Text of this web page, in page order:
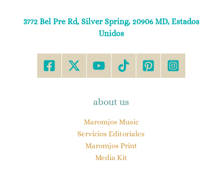
3772 Bel Pre Rd, Silver Spring, 20906 MD, Estados
Unidos
about us
Maromjos Music
Servicios Editoriales
Maromjos Print
Media Kit